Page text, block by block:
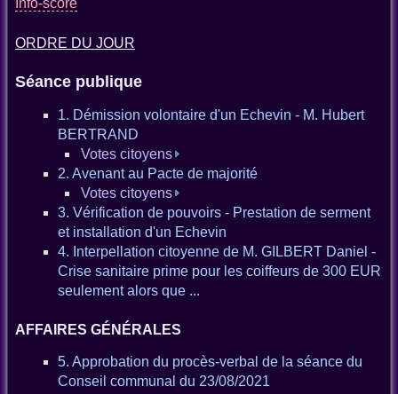
Info-score
ORDRE DU JOUR
Séance publique
1. Démission volontaire d'un Echevin - M. Hubert
BERTRAND
Votes citoyens
2. Avenant au Pacte de majorité
Votes citoyens
3. Vérification de pouvoirs - Prestation de serment
et installation d'un Echevin
4. Interpellation citoyenne de M. GILBERT Daniel -
Crise sanitaire prime pour les coiffeurs de 300 EUR
seulement alors que ...
AFFAIRES GÉNÉRALES
5. Approbation du procès-verbal de la séance du
Conseil communal du 23/08/2021